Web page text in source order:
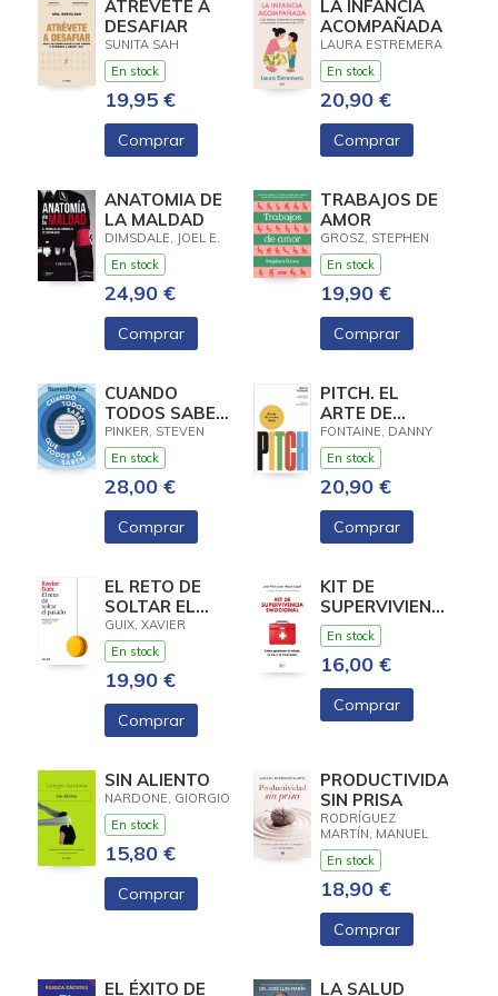
ATREVETE A
DESAFIAR
SUNITA SAH
En stock
19,95 €
Comprar
LA INFANCIA
ACOMPAÑADA
LAURA ESTREMERA
En stock
20,90 €
Comprar
ANATOMIA DE
LA MALDAD
DIMSDALE, JOEL E.
En stock
24,90 €
Comprar
TRABAJOS DE
AMOR
GROSZ, STEPHEN
En stock
19,90 €
Comprar
CUANDO
TODOS SABEN
QUE TODOS LO
SABEN...
PINKER, STEVEN
En stock
28,00 €
Comprar
PITCH. EL
ARTE DE
VENDER IDEAS
FONTAINE, DANNY
En stock
20,90 €
Comprar
EL RETO DE
SOLTAR EL
PASADO
GUIX, XAVIER
En stock
19,90 €
Comprar
KIT DE
SUPERVIVIENCIA
EMOCIONAL
En stock
16,00 €
Comprar
SIN ALIENTO
NARDONE, GIORGIO
En stock
15,80 €
Comprar
PRODUCTIVIDAD
SIN PRISA
RODRÍGUEZ
MARTÍN, MANUEL
En stock
18,90 €
Comprar
EL ÉXITO DE LA SALUD